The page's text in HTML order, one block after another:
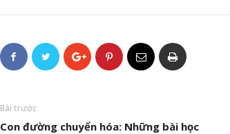
Bài trước
Con đường chuyển hóa: Những bài học